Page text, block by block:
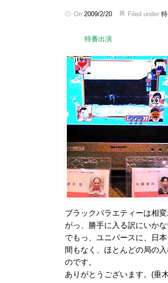
On 2009/2/20 Filed under
特番出演
ブラックバラエティーは相
がっ、勝手に入る訳にいかな
でもっ、ユニバースに、日
間もなく、ほとんどの局の
のです。
ありがとうございます。(垂